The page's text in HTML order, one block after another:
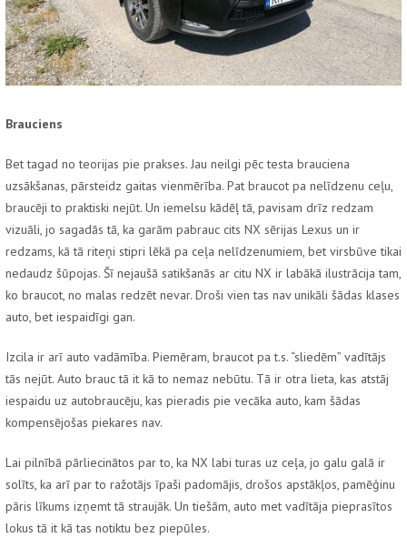
Brauciens
Bet tagad no teorijas pie prakses. Jau neilgi pēc testa brauciena
uzsākšanas, pārsteidz gaitas vienmērība. Pat braucot pa nelīdzenu ceļu,
braucēji to praktiski nejūt. Un iemelsu kādēļ tā, pavisam drīz redzam
vizuāli, jo sagadās tā, ka garām pabrauc cits NX sērijas Lexus un ir
redzams, kā tā riteņi stipri lēkā pa ceļa nelīdzenumiem, bet virsbūve tikai
nedaudz šūpojas. Šī nejaušā satikšanās ar citu NX ir labākā ilustrācija tam,
ko braucot, no malas redzēt nevar. Droši vien tas nav unikāli šādas klases
auto, bet iespaidīgi gan.
Izcila ir arī auto vadāmība. Piemēram, braucot pa t.s. “sliedēm” vadītājs
tās nejūt. Auto brauc tā it kā to nemaz nebūtu. Tā ir otra lieta, kas atstāj
iespaidu uz autobraucēju, kas pieradis pie vecāka auto, kam šādas
kompensējošas piekares nav.
Lai pilnībā pārliecinātos par to, ka NX labi turas uz ceļa, jo galu galā ir
solīts, ka arī par to ražotājs īpaši padomājis, drošos apstākļos, pamēģinu
pāris līkums izņemt tā straujāk. Un tiešām, auto met vadītāja pieprasītos
lokus tā it kā tas notiktu bez piepūles.